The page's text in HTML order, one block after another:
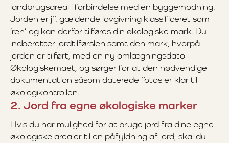
landbrugsareal i forbindelse med en byggemodning.
Jorden er jf. gældende lovgivning klassificeret som
’ren’ og kan derfor tilføres din økologiske mark. Du
indberetter jordtilførslen samt den mark, hvorpå
jorden er tilført, med en ny omlægningsdato i
Økologiskemaet, og sørger for at den nødvendige
dokumentation såsom daterede fotos er klar til
økologikontrollen.
2. Jord fra egne økologiske marker
Hvis du har mulighed for at bruge jord fra dine egne
økologiske arealer til en påfyldning af jord, skal du